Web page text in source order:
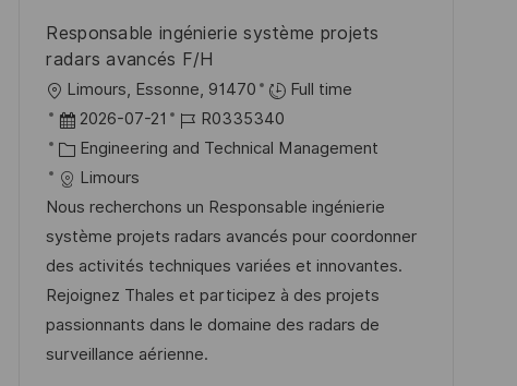
g
r
e
Responsable ingénierie système projets
radars avancés F/H
O
r
t
Limours, Essonne, 91470
Full time
D
a
t
u
m
d
e
r
V
2026-07-21
J
o
-
I
D
R0335340
K
a
t
e
g
o
r
i
Engineering and Technical Management
Limours
Nous recherchons un Responsable ingénierie
système projets radars avancés pour coordonner
des activités techniques variées et innovantes.
Rejoignez Thales et participez à des projets
passionnants dans le domaine des radars de
surveillance aérienne.